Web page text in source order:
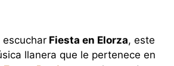
escuchar Fiesta en Elorza, este
llanera que le pertenece en